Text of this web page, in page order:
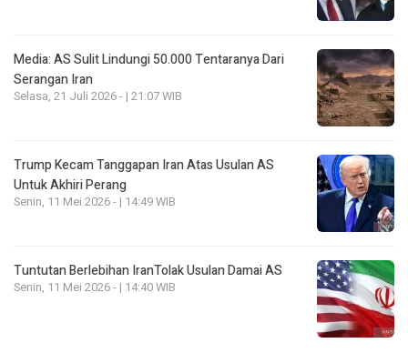
Media: AS Sulit Lindungi 50.000 Tentaranya Dari
Serangan Iran
Selasa, 21 Juli 2026 - | 21:07 WIB
Trump Kecam Tanggapan Iran Atas Usulan AS
Untuk Akhiri Perang
Senin, 11 Mei 2026 - | 14:49 WIB
Tuntutan Berlebihan IranTolak Usulan Damai AS
Senin, 11 Mei 2026 - | 14:40 WIB